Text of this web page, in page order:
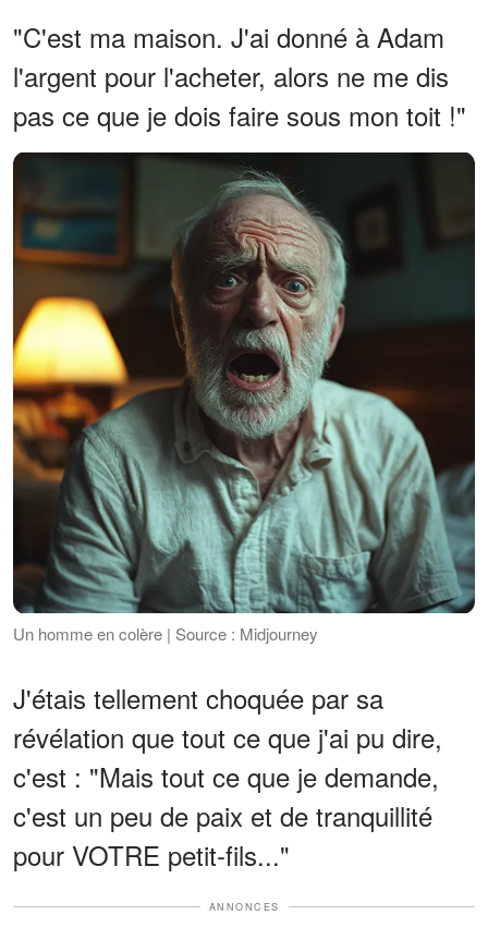
"C'est ma maison. J'ai donné à Adam
l'argent pour l'acheter, alors ne me dis
pas ce que je dois faire sous mon toit !"
Un homme en colère | Source : Midjourney
J'étais tellement choquée par sa
révélation que tout ce que j'ai pu dire,
c'est : "Mais tout ce que je demande,
c'est un peu de paix et de tranquillité
pour VOTRE petit-fils..."
ANNONCES